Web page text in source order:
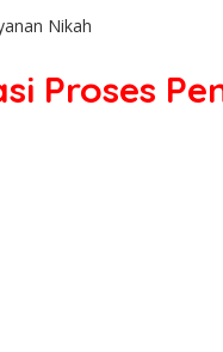
Nikah
Proses